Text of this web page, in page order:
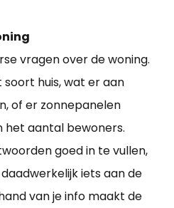
vragen over de woning.
soort huis, wat er aan
of er zonnepanelen
het aantal bewoners.
goed in te vullen,
iets aan de
van je info maakt de